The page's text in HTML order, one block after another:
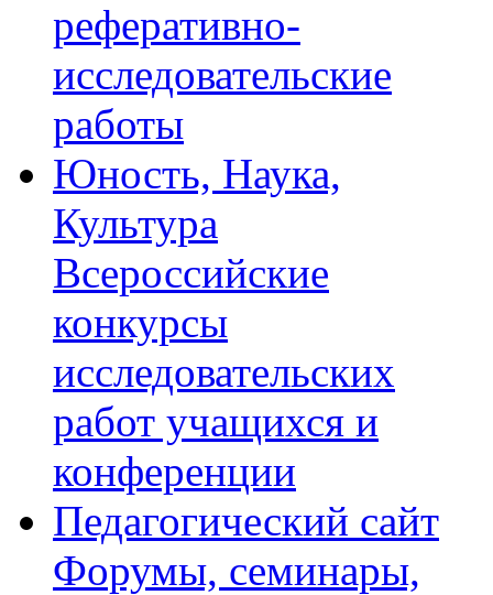
реферативно-
исследовательские
работы
Юность, Наука,
Культура
Всероссийские
конкурсы
исследовательских
работ учащихся и
конференции
Педагогический сайт
Форумы, семинары,